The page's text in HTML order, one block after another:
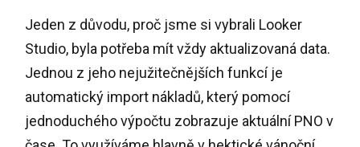
Jeden z důvodu, proč jsme si vybrali Looker
Studio, byla potřeba mít vždy aktualizovaná data.
Jednou z jeho nejužitečnějších funkcí je
automatický import nákladů, který pomocí
jednoduchého výpočtu zobrazuje aktuální PNO v